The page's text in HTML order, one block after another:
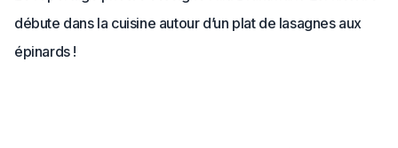
débute dans la cuisine autour d’un plat de lasagnes aux
épinards !